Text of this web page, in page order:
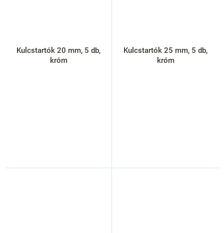
Kulcstartók 20 mm, 5 db,
króm
Kulcstartók 25 mm, 5 db,
króm